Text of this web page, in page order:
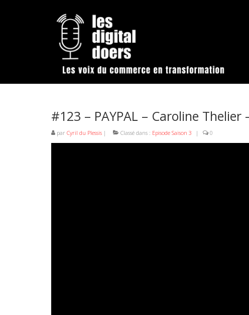
#123 – PAYPAL – Caroline Thelier
par Cyril du Plessis | Classé dans : Episode Saison 3 | 0